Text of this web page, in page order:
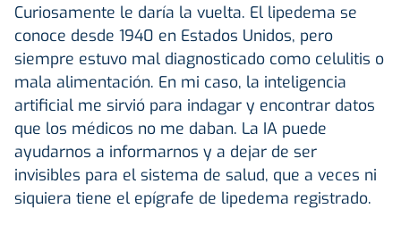
Curiosamente le daría la vuelta. El lipedema se
conoce desde 1940 en Estados Unidos, pero
siempre estuvo mal diagnosticado como celulitis o
mala alimentación. En mi caso, la inteligencia
artificial me sirvió para indagar y encontrar datos
que los médicos no me daban. La IA puede
ayudarnos a informarnos y a dejar de ser
invisibles para el sistema de salud, que a veces ni
siquiera tiene el epígrafe de lipedema registrado.